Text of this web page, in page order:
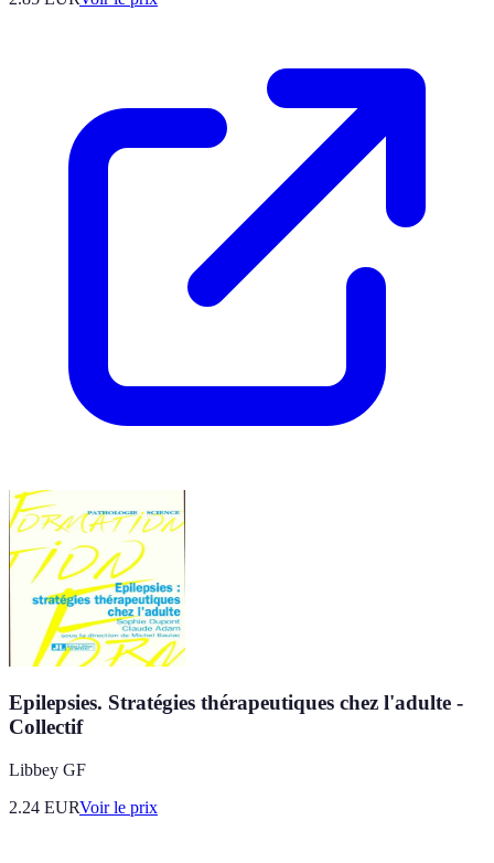
Epilepsies. Stratégies thérapeutiques chez l'adulte -
Collectif
Libbey GF
2.24 EURVoir le prix